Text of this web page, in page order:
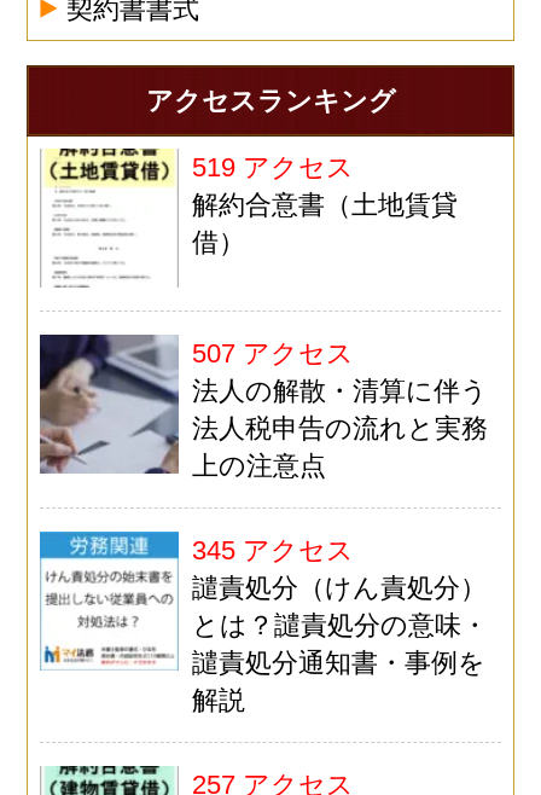
契約書書式
アクセスランキング
519 アクセス
解約合意書（土地賃貸
借）
507 アクセス
法人の解散・清算に伴う
法人税申告の流れと実務
上の注意点
345 アクセス
譴責処分（けん責処分）
とは？譴責処分の意味・
譴責処分通知書・事例を
解説
257 アクセス